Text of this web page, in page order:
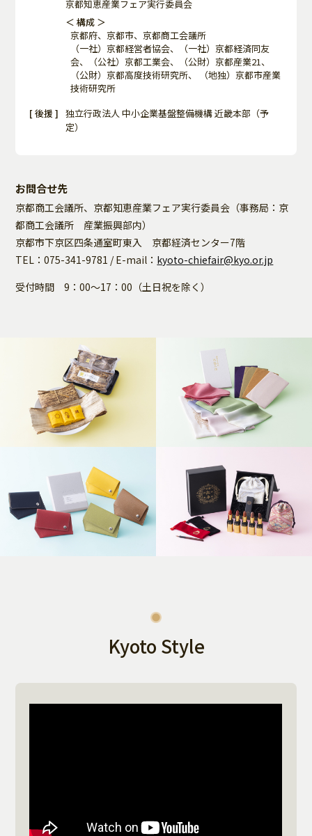
京都知恵産業フェア実行委員会
＜ 構成 ＞
京都府、京都市、京都商工会議所
（一社）京都経営者協会、（一社）京都経済同友
会、（公社）京都工業会、（公財）京都産業21、
（公財）京都高度技術研究所、
（地独）京都市産業
技術研究所
[ 後援 ] 独立行政法人 中小企業基盤整備機構 近畿本部（予
定）
お問合せ先
京都商工会議所、京都知恵産業フェア実行委員会（事務局：京
都商工会議所 産業振興部内）
京都市下京区四条通室町東入 京都経済センター7階
TEL：075-341-9781 / E-mail： kyoto-chiefair@kyo.or.jp
受付時間 9：00～17：00（土日祝を除く）
Kyoto Style